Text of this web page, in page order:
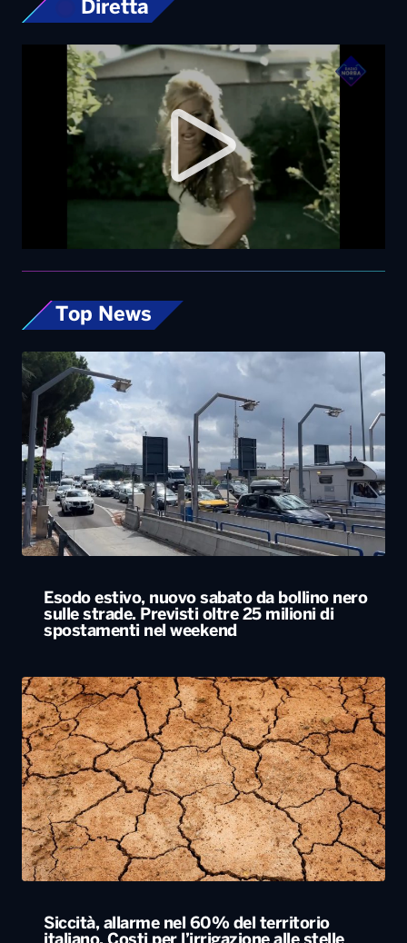
Diretta
Top News
Esodo estivo, nuovo sabato da bollino nero
sulle strade. Previsti oltre 25 milioni di
spostamenti nel weekend
Siccità, allarme nel 60% del territorio